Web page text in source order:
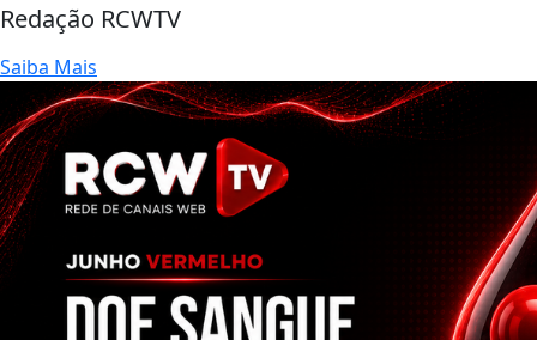
Redação RCWTV
Saiba Mais